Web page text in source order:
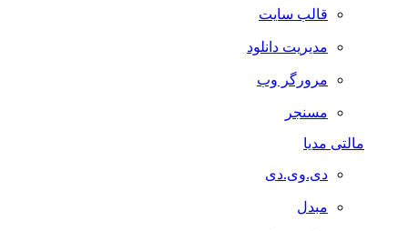
قالب سایت
مدیریت دانلود
مرورگر وب
مسنجر
مالتی مدیا
دی.وی.دی
مبدل